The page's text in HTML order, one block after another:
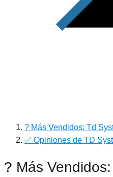
? Más Vendidos: Td
✅ Opiniones de TD
? Más